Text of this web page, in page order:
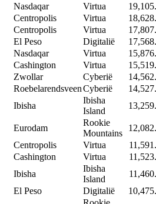
Nasdaqar Virtua
Centropolis Virtua
Centropolis Virtua
El Peso Digitalië
Nasdaqar Virtua
Cashington Virtua
Zwollar Cyberië
RoebelarendsveenCyberië
Ibisha
Ibisha
Island
Eurodam
Rookie
Mountains
Centropolis Virtua
Cashington Virtua
Ibisha
Ibisha
Island
El Peso Digitalië